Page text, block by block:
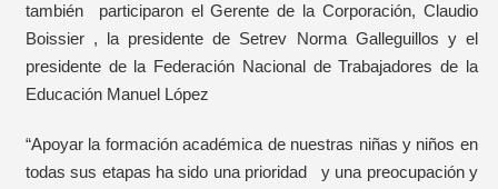
también participaron el Gerente de la Corporación, Claudio
Boissier , la presidente de Setrev Norma Galleguillos y el
presidente de la Federación Nacional de Trabajadores de la
Educación Manuel López
“Apoyar la formación académica de nuestras niñas y niños en
todas sus etapas ha sido una prioridad y una preocupación y